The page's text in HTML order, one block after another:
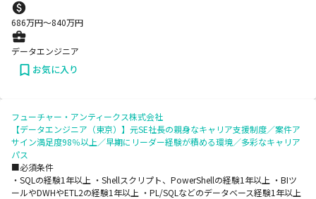
686万円〜840万円
データエンジニア
お気に入り
フューチャー・アンティークス株式会社
【データエンジニア（東京）】元SE社長の親身なキャリア支援制度／案件ア
サイン満足度98％以上／早期にリーダー経験が積める環境／多彩なキャリア
パス
■必須条件
・SQLの経験1年以上 ・Shellスクリプト、PowerShellの経験1年以上 ・BIツ
ールやDWHやETL2の経験1年以上 ・PL/SQLなどのデータベース経験1年以上